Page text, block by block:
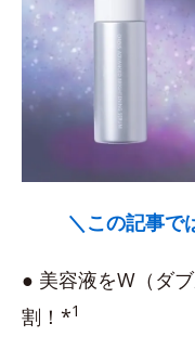
＼この記事で
● 美容液をW（ダ
割！*1